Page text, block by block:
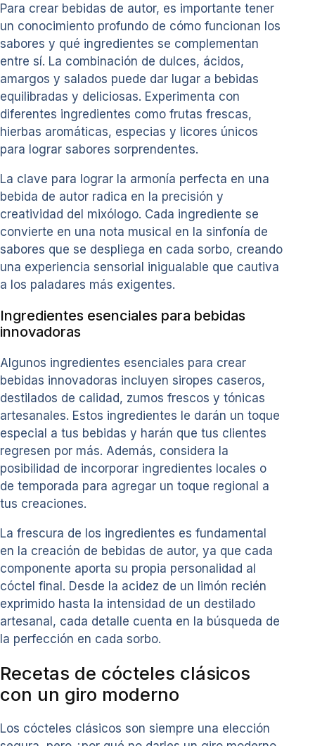
Para crear bebidas de autor, es importante tener
un conocimiento profundo de cómo funcionan los
sabores y qué ingredientes se complementan
entre sí. La combinación de dulces, ácidos,
amargos y salados puede dar lugar a bebidas
equilibradas y deliciosas. Experimenta con
diferentes ingredientes como frutas frescas,
hierbas aromáticas, especias y licores únicos
para lograr sabores sorprendentes.
La clave para lograr la armonía perfecta en una
bebida de autor radica en la precisión y
creatividad del mixólogo. Cada ingrediente se
convierte en una nota musical en la sinfonía de
sabores que se despliega en cada sorbo, creando
una experiencia sensorial inigualable que cautiva
a los paladares más exigentes.
Ingredientes esenciales para bebidas
innovadoras
Algunos ingredientes esenciales para crear
bebidas innovadoras incluyen siropes caseros,
destilados de calidad, zumos frescos y tónicas
artesanales. Estos ingredientes le darán un toque
especial a tus bebidas y harán que tus clientes
regresen por más. Además, considera la
posibilidad de incorporar ingredientes locales o
de temporada para agregar un toque regional a
tus creaciones.
La frescura de los ingredientes es fundamental
en la creación de bebidas de autor, ya que cada
componente aporta su propia personalidad al
cóctel final. Desde la acidez de un limón recién
exprimido hasta la intensidad de un destilado
artesanal, cada detalle cuenta en la búsqueda de
la perfección en cada sorbo.
Recetas de cócteles clásicos
con un giro moderno
Los cócteles clásicos son siempre una elección